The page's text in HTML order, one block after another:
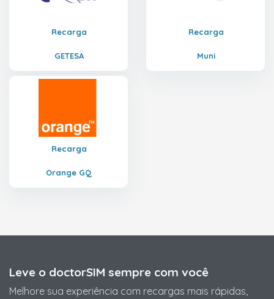
Recarga
GETESA
Recarga
Muni
Recarga
Orange GQ
Leve o doctorSIM sempre com você
Melhore sua experiência com recargas mais rápidas,